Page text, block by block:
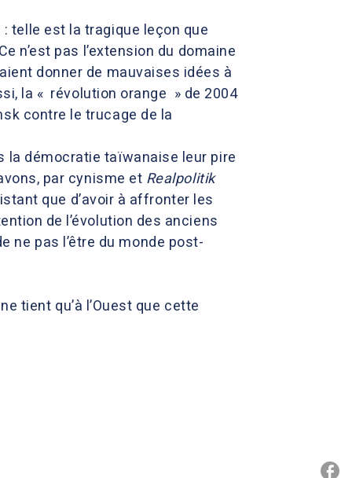
: telle est la tragique leçon que
n’est pas l’extension du domaine
donner de mauvaises idées à
la « révolution orange » de 2004
contre le trucage de la
la démocratie taïwanaise leur pire
par cynisme et Realpolitik
que d’avoir à affronter les
de l’évolution des anciens
ne pas l’être du monde post-
tient qu’à l’Ouest que cette